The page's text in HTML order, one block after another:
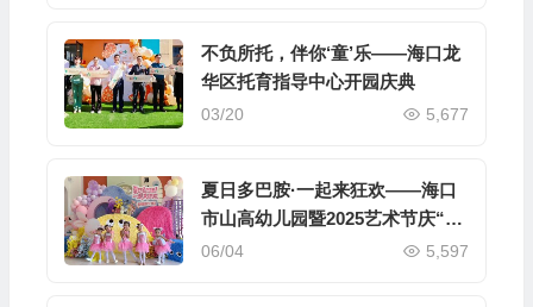
不负所托，伴你‘童’乐——海口龙
华区托育指导中心开园庆典
03/20 5,677
夏日多巴胺·一起来狂欢——海口
市山高幼儿园暨2025艺术节庆“六
一”文艺汇演小班组专场
06/04 5,597